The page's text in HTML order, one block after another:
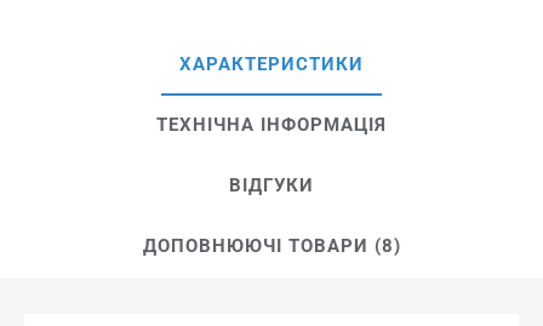
ХАРАКТЕРИСТИКИ
ТЕХНІЧНА ІНФОРМАЦІЯ
ВІДГУКИ
ДОПОВНЮЮЧІ ТОВАРИ (8)